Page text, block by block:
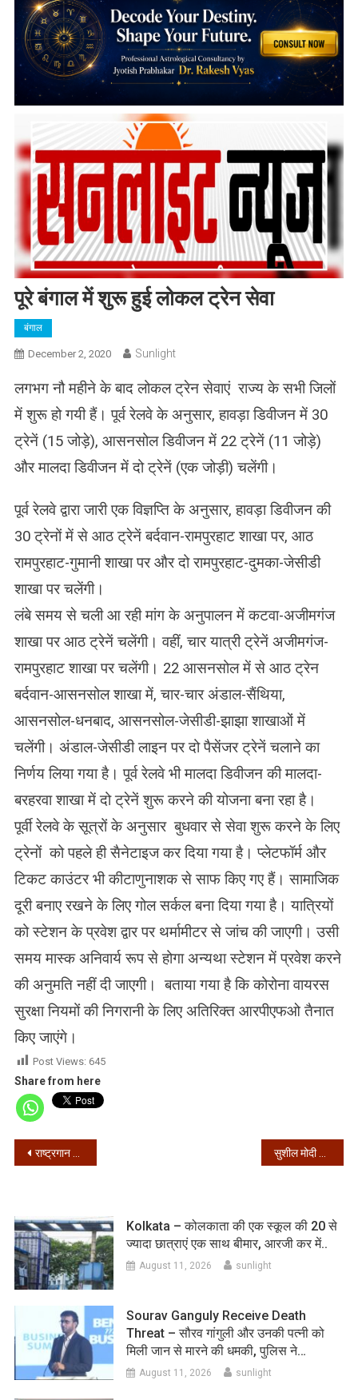
पूरे बंगाल में शुरू हुई लोकल ट्रेन सेवा
बंगाल
December 2, 2020 Sunlight
लगभग नौ महीने के बाद लोकल ट्रेन सेवाएं राज्य के सभी जिलों
में शुरू हो गयी हैं। पूर्व रेलवे के अनुसार, हावड़ा डिवीजन में 30
ट्रेनें (15 जोड़े), आसनसोल डिवीजन में 22 ट्रेनें (11 जोड़े)
और मालदा डिवीजन में दो ट्रेनें (एक जोड़ी) चलेंगी।
पूर्व रेलवे द्वारा जारी एक विज्ञप्ति के अनुसार, हावड़ा डिवीजन की
30 ट्रेनों में से आठ ट्रेनें बर्दवान-रामपुरहाट शाखा पर, आठ
रामपुरहाट-गुमानी शाखा पर और दो रामपुरहाट-दुमका-जेसीडी
शाखा पर चलेंगी।
लंबे समय से चली आ रही मांग के अनुपालन में कटवा-अजीमगंज
शाखा पर आठ ट्रेनें चलेंगी। वहीं, चार यात्री ट्रेनें अजीमगंज-
रामपुरहाट शाखा पर चलेंगी। 22 आसनसोल में से आठ ट्रेन
बर्दवान-आसनसोल शाखा में, चार-चार अंडाल-सैंथिया,
आसनसोल-धनबाद, आसनसोल-जेसीडी-झाझा शाखाओं में
चलेंगी। अंडाल-जेसीडी लाइन पर दो पैसेंजर ट्रेनें चलाने का
निर्णय लिया गया है। पूर्व रेलवे भी मालदा डिवीजन की मालदा-
बरहरवा शाखा में दो ट्रेनें शुरू करने की योजना बना रहा है।
पूर्वी रेलवे के सूत्रों के अनुसार बुधवार से सेवा शुरू करने के लिए
ट्रेनों को पहले ही सैनेटाइज कर दिया गया है। प्लेटफॉर्म और
टिकट काउंटर भी कीटाणुनाशक से साफ किए गए हैं। सामाजिक
दूरी बनाए रखने के लिए गोल सर्कल बना दिया गया है। यात्रियों
को स्टेशन के प्रवेश द्वार पर थर्मामीटर से जांच की जाएगी। उसी
समय मास्क अनिवार्य रूप से होगाअन्यथा स्टेशन में प्रवेश करने
की अनुमति नहीं दी जाएगी। बताया गया है कि कोरोना वायरस
सुरक्षा नियमों की निगरानी के लिए अतिरिक्त आरपीएफओ तैनात
किए जाएंगे।
Post Views: 645
Share from here
Post
राष्ट्रगान में बदलाव के लिए सुब्रमण्यम स्वामी ने पीएम मोदी को लिखा पत्र
Kolkata – कोलकाता की एक स्कूल की 20 से
ज्यादा छात्राएं एक साथ बीमार, आरजी कर में..
August 11, 2026 sunlight
Sourav Ganguly Receive Death
Threat – सौरव गांगुली और उनकी पत्नी को
मिली जान से मारने की धमकी, पुलिस ने…
August 11, 2026 sunlight